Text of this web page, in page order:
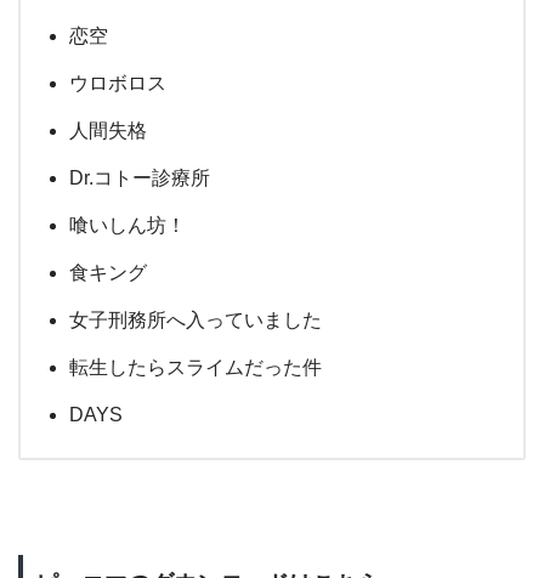
恋空
ウロボロス
人間失格
Dr.コトー診療所
喰いしん坊！
食キング
女子刑務所へ入っていました
転生したらスライムだった件
DAYS